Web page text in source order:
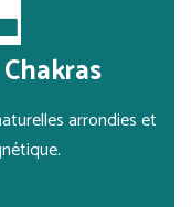
arrondies et